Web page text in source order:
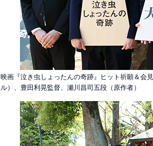
映画『泣き虫しょったんの奇跡』ヒット祈願＆会
ル）、豊田利晃監督、瀬川昌司五段（原作者）